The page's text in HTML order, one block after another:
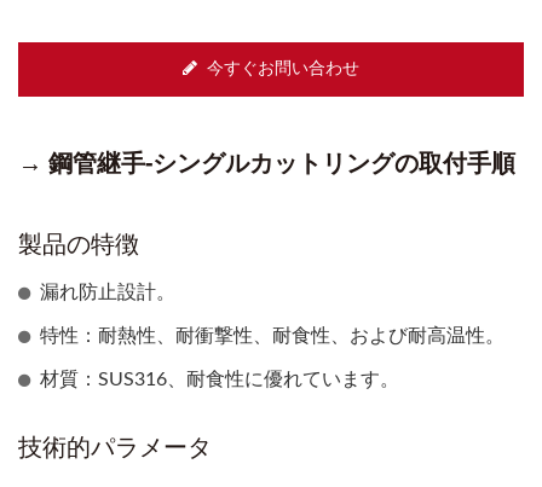
今すぐお問い合わせ
→ 鋼管継手-シングルカットリングの取付手順
製品の特徴
漏れ防止設計。
特性：耐熱性、耐衝撃性、耐食性、および耐高温性。
材質：SUS316、耐食性に優れています。
技術的パラメータ